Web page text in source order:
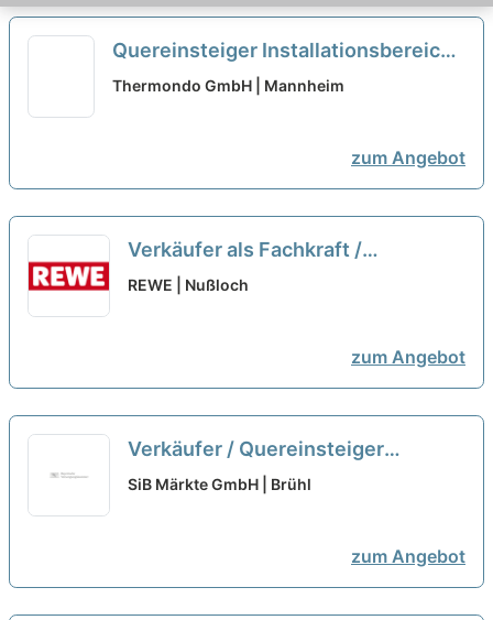
Quereinsteiger Installationsbereich
(m/w/d) Wärmepumpen
Thermondo GmbH | Mannheim
zum Angebot
Verkäufer als Fachkraft /
Quereinsteiger Frischetheke
REWE | Nußloch
zum Angebot
Verkäufer / Quereinsteiger
Bedientheke / Metzgerei / Wurst
SiB Märkte GmbH | Brühl
zum Angebot